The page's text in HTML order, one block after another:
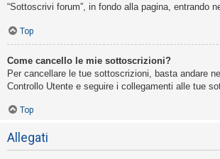
“Sottoscrivi forum”, in fondo alla pagina, entrando
Top
Come cancello le mie sottoscrizioni?
Per cancellare le tue sottoscrizioni, basta andare
Controllo Utente e seguire i collegamenti alle tue
Top
Allegati